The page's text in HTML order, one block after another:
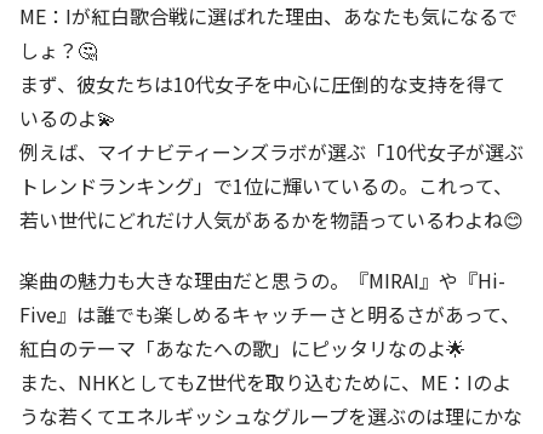
ME：Iが紅白歌合戦に選ばれた理由、あなたも気になるで
しょ？🤔
まず、彼女たちは10代女子を中心に圧倒的な支持を得て
いるのよ💫
例えば、マイナビティーンズラボが選ぶ「10代女子が選ぶ
トレンドランキング」で1位に輝いているの。これって、
若い世代にどれだけ人気があるかを物語っているわよね😊
楽曲の魅力も大きな理由だと思うの。『MIRAI』や『Hi-
Five』は誰でも楽しめるキャッチーさと明るさがあって、
紅白のテーマ「あなたへの歌」にピッタリなのよ🌟
また、NHKとしてもZ世代を取り込むために、ME：Iのよ
うな若くてエネルギッシュなグループを選ぶのは理にかな